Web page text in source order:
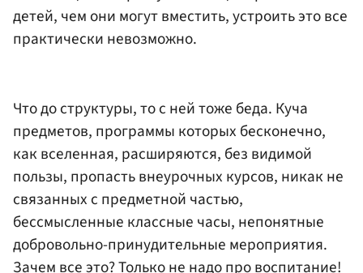
детей, чем они могут вместить, устроить это все
практически невозможно.
Что до структуры, то с ней тоже беда. Куча
предметов, программы которых бесконечно,
как вселенная, расширяются, без видимой
пользы, пропасть внеурочных курсов, никак не
связанных с предметной частью,
бессмысленные классные часы, непонятные
добровольно-принудительные мероприятия.
Зачем все это? Только не надо про воспитание!